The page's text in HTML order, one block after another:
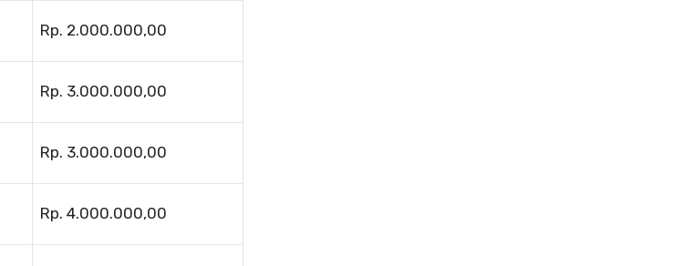
Rp. 2.000.000,00
Rp. 3.000.000,00
Rp. 3.000.000,00
Rp. 4.000.000,00